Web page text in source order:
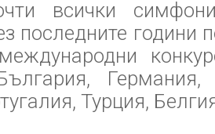
всички
последните години
Германия,
Турция,